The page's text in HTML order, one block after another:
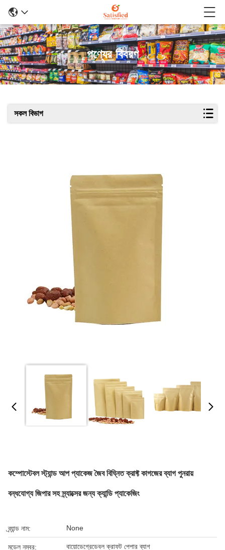
পণ্যের বিবরণ
সকল বিভাগ
কম্পোস্টেবল স্ট্যান্ড আপ প্যাকেজ জৈব বিঘ্নিত ক্রাফ্ট কাগজের ব্যাগ পুনরায়
বন্ধযোগ্য জিপার সহ স্ন্যাক্সের জন্য ক্যান্ডি প্যাকেজিং
ব্র্যান্ড নাম: None
মডেল নম্বর: বায়োডেগ্রেডেবল ক্রাফট পেপার ব্যাগ